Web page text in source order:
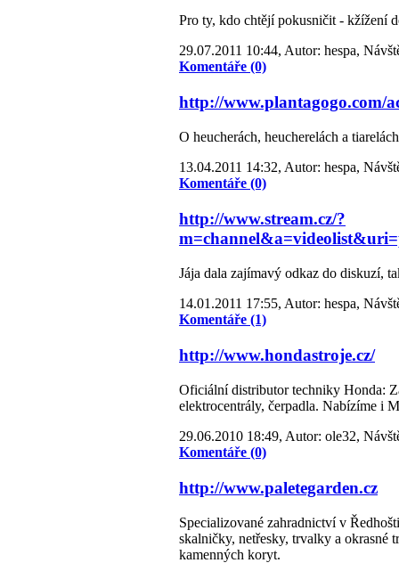
Pro ty, kdo chtějí pokusničit - kžížení
29.07.2011 10:44, Autor: hespa,
Komentáře (0)
http://www.plantagogo.com/
O heucherách, heucherelách a tiarelách
13.04.2011 14:32, Autor: hespa,
Komentáře (0)
http://www.stream.cz/?
Jája dala zajímavý odkaz do diskuzí,
14.01.2011 17:55, Autor: hespa,
Komentáře (1)
http://www.hondastroje.cz/
Oficiální distributor techniky Honda:
elektrocentrály, čerpadla. Nabízíme i
29.06.2010 18:49, Autor: ole32,
Komentáře (0)
http://www.paletegarden.cz
Specializované zahradnictví v
skalničky, netřesky, trvalky a okrasné
kamenných koryt.